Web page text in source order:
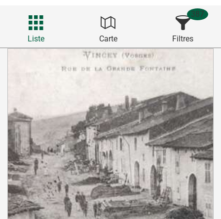
Liste Carte Filtres
387